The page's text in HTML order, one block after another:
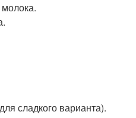
сладкого варианта).